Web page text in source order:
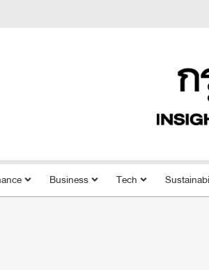
Business Tech